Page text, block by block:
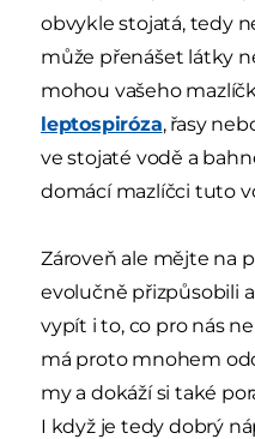
obvykle stojatá, tedy
může přenášet látky
mohou vašeho
leptospiróza, řasy
ve stojaté vodě a
domácí mazlíčci tuto
Zároveň ale mějte na
evolučně přizpůsobili
vypít i to, co pro nás
má proto mnohem
my a dokáží si také
I když je tedy dobrý